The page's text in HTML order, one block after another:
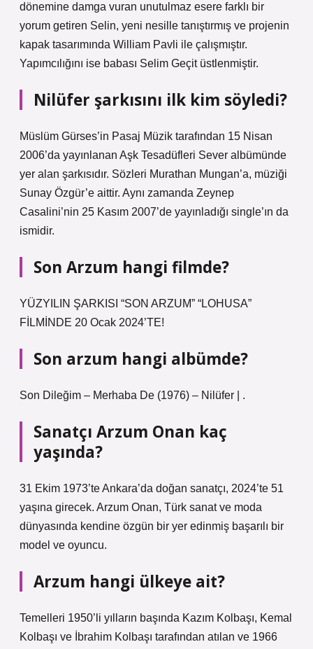
dönemine damga vuran unutulmaz esere farklı bir
yorum getiren Selin, yeni nesille tanıştırmış ve projenin
kapak tasarımında William Pavli ile çalışmıştır.
Yapımcılığını ise babası Selim Geçit üstlenmiştir.
Nilüfer şarkısını ilk kim söyledi?
Müslüm Gürses’in Pasaj Müzik tarafından 15 Nisan
2006’da yayınlanan Aşk Tesadüfleri Sever albümünde
yer alan şarkısıdır. Sözleri Murathan Mungan’a, müziği
Sunay Özgür’e aittir. Aynı zamanda Zeynep
Casalini’nin 25 Kasım 2007’de yayınladığı single’ın da
ismidir.
Son Arzum hangi filmde?
YÜZYILIN ŞARKISI “SON ARZUM” “LOHUSA”
FİLMİNDE 20 Ocak 2024’TE!
Son arzum hangi albümde?
Son Dileğim – Merhaba De (1976) – Nilüfer | .
Sanatçı Arzum Onan kaç
yaşında?
31 Ekim 1973’te Ankara’da doğan sanatçı, 2024’te 51
yaşına girecek. Arzum Onan, Türk sanat ve moda
dünyasında kendine özgün bir yer edinmiş başarılı bir
model ve oyuncu.
Arzum hangi ülkeye ait?
Temelleri 1950’li yılların başında Kazım Kolbaşı, Kemal
Kolbaşı ve İbrahim Kolbaşı tarafından atılan ve 1966